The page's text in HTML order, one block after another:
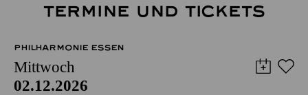
TERMINE UND TICKETS
PHILHARMONIE ESSEN
Mittwoch
02.12.2026